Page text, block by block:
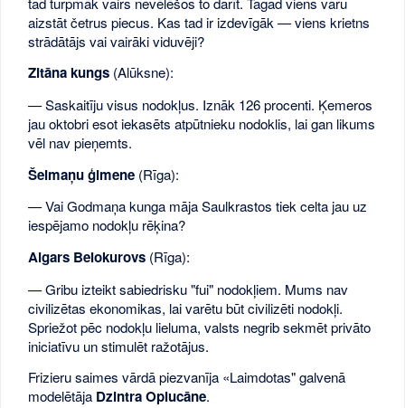
aizstāt četrus piecus. Kas tad ir izdevīgāk — viens krietns
strādātājs vai vairāki viduvēji?
Zitāna kungs (Alūksne):
— Saskaitīju visus nodokļus. Iznāk 126 procenti. Ķemeros
jau oktobri esot iekasēts atpūtnieku nodoklis, lai gan likums
vēl nav pieņemts.
Šeimaņu ģimene (Rīga):
— Vai Godmaņa kunga māja Saulkrastos tiek celta jau uz
iespējamo nodokļu rēķina?
Aigars Belokurovs (Rīga):
— Gribu izteikt sabiedrisku "fui" nodokļiem. Mums nav
civilizētas ekonomikas, lai varētu būt civilizēti nodokļi.
Spriežot pēc nodokļu lieluma, valsts negrib sekmēt privāto
iniciatīvu un stimulēt ražotājus.
Frizieru saimes vārdā piezvanīja «Laimdotas" galvenā
modelētāja Dzintra Oplucāne.